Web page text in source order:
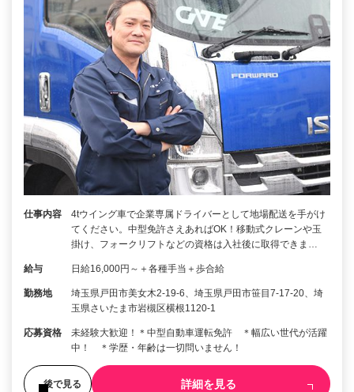
仕事内容
4tウイング車で企業専属ドライバーとして地場配送を手がけ
てください。中型免許さえあればOK！移動式クレーンや玉
掛け、フォークリフトなどの資格は入社後に取得できま…
給与 日給16,000円～＋各種手当＋歩合給
勤務地
埼玉県戸田市美女木2-19-6、埼玉県戸田市笹目7-17-20、埼
玉県さいたま市岩槻区横根1120-1
応募資格
未経験大歓迎！＊中型自動車運転免許 ＊幅広い世代が活躍
中！ ＊学歴・年齢は一切問いません！
後で見る 詳細を見る